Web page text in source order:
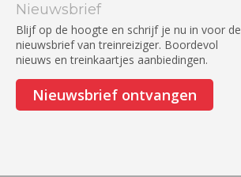
Nieuwsbrief
Blijf op de hoogte en schrijf je nu in voor de
nieuwsbrief van treinreiziger. Boordevol
nieuws en treinkaartjes aanbiedingen.
Nieuwsbrief ontvangen